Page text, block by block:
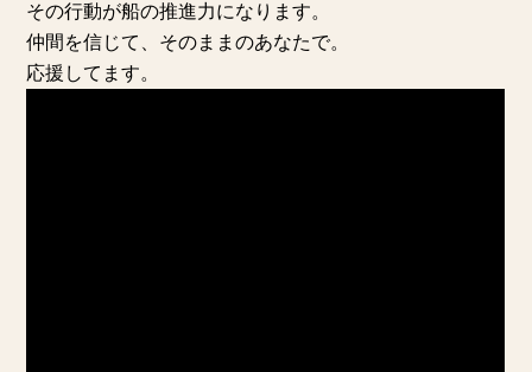
その行動が船の推進力になります。
仲間を信じて、そのままのあなたで。
応援してます。